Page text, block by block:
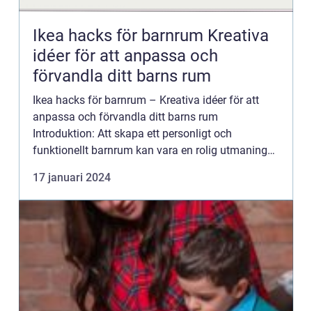
Ikea hacks för barnrum Kreativa
idéer för att anpassa och
förvandla ditt barns rum
Ikea hacks för barnrum – Kreativa idéer för att
anpassa och förvandla ditt barns rum
Introduktion: Att skapa ett personligt och
funktionellt barnrum kan vara en rolig utmaning
att anpassa och för...
17 januari 2024